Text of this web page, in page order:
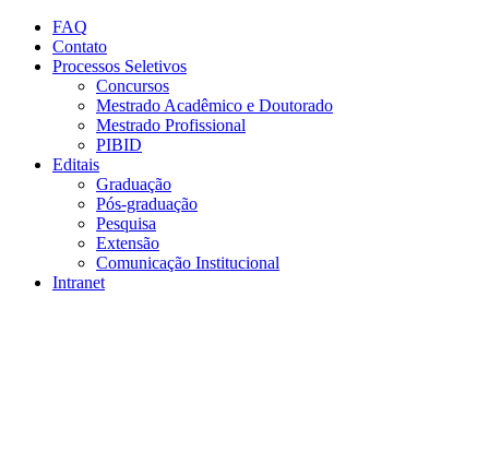
Conteúdo principal
FAQ
Contato
Processos Seletivos
Concursos
Mestrado Acadêmico e Doutorado
Mestrado Profissional
PIBID
Editais
Graduação
Pós-graduação
Pesquisa
Extensão
Comunicação Institucional
Intranet